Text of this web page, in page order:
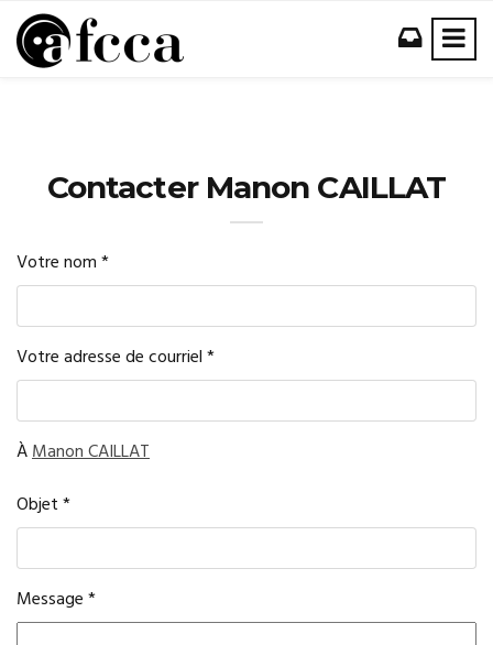
Contacter Manon CAILLAT
Votre nom*
Votre adresse de courriel*
ÀManon CAILLAT
Objet*
Message*